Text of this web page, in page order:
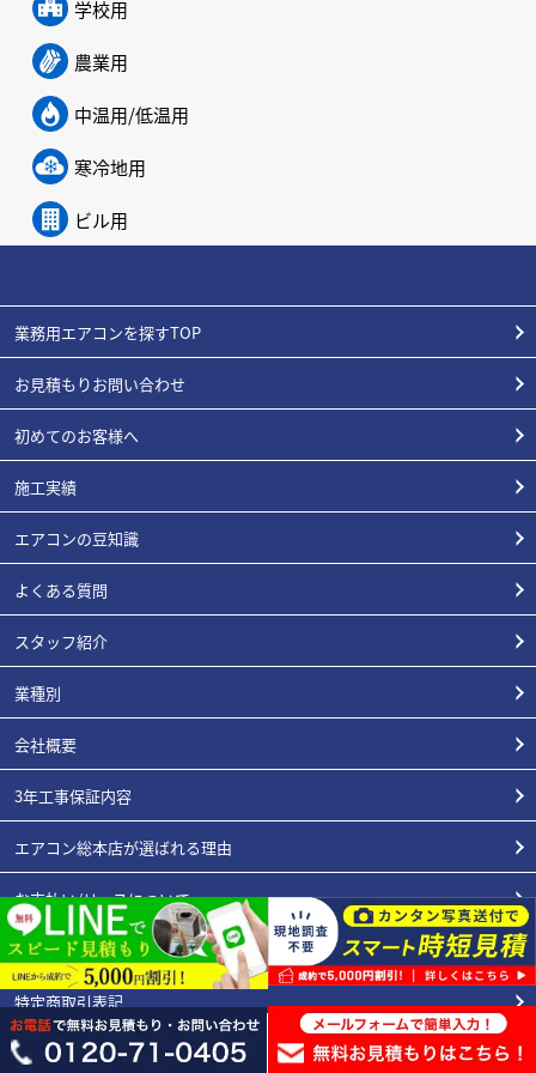
学校用
農業用
中温用/低温用
寒冷地用
ビル用
業務用エアコンを探すTOP
お見積もりお問い合わせ
初めてのお客様へ
施工実績
エアコンの豆知識
よくある質問
スタッフ紹介
業種別
会社概要
3年工事保証内容
エアコン総本店が選ばれる理由
お支払い/リースについて
プライバシーポリシー
特定商取引表記
エアコンカタログ一覧